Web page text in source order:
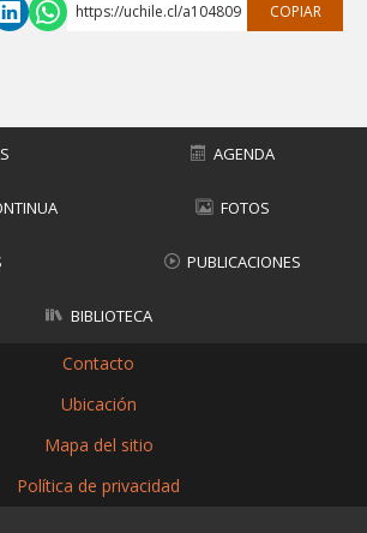
https://uchile.cl/a104809 COPIAR
AGENDA
FOTOS
PUBLICACIONES
BIBLIOTECA
Contacto
Ubicación
Mapa del sitio
Política de privacidad